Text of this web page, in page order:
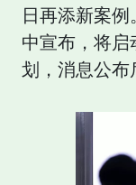
日再添新案
中宣布，将启
划，消息公布